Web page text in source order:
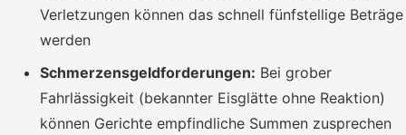
Verletzungen können das schnell fünfstellige Beträge
werden
Schmerzensgeldforderungen: Bei grober
Fahrlässigkeit (bekannter Eisglätte ohne Reaktion)
können Gerichte empfindliche Summen zusprechen